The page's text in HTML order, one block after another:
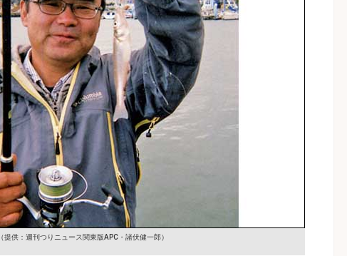
（提供：週刊つりニュース関東版APC・諸伏健一郎）